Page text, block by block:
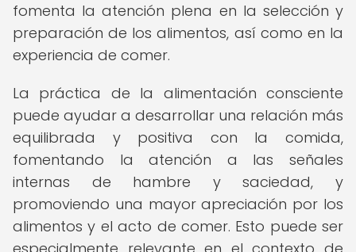
fomenta la atención plena en la selección y
preparación de los alimentos, así como en la
experiencia de comer.
La práctica de la alimentación consciente
puede ayudar a desarrollar una relación más
equilibrada y positiva con la comida,
fomentando la atención a las señales
internas de hambre y saciedad, y
promoviendo una mayor apreciación por los
alimentos y el acto de comer. Esto puede ser